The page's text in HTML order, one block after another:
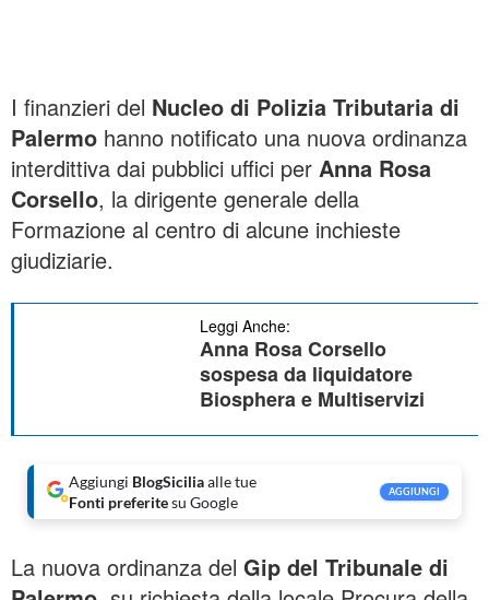
I finanzieri del Nucleo di Polizia Tributaria di
Palermo hanno notificato una nuova ordinanza
interdittiva dai pubblici uffici per Anna Rosa
Corsello, la dirigente generale della
Formazione al centro di alcune inchieste
giudiziarie.
Leggi Anche:
Anna Rosa Corsello
sospesa da liquidatore
Biosphera e Multiservizi
Aggiungi BlogSiciliaalle tue
Fonti preferitesu Google
AGGIUNGI
La nuova ordinanza del Gip del Tribunale di